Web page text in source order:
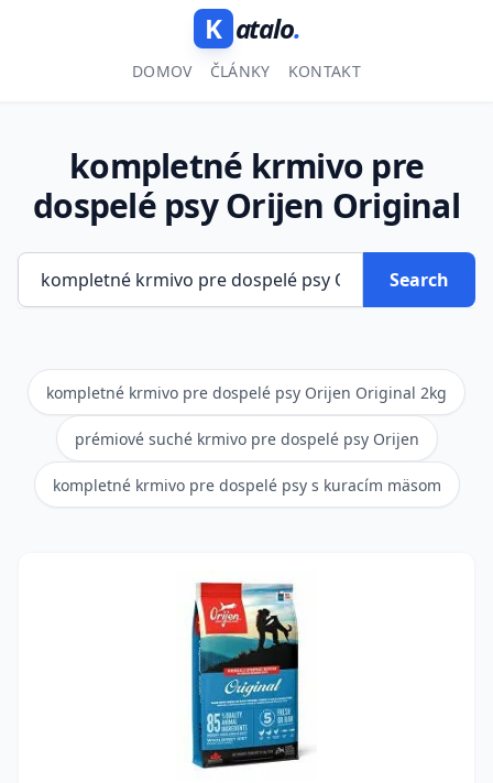
K atalo.
DOMOV ČLÁNKY KONTAKT
kompletné krmivo pre
dospelé psy Orijen Original
Search
kompletné krmivo pre dospelé psy Orijen Original 2kg
prémiové suché krmivo pre dospelé psy Orijen
kompletné krmivo pre dospelé psy s kuracím mäsom